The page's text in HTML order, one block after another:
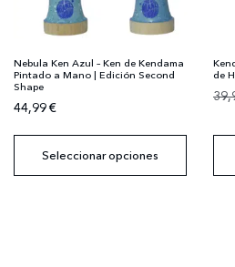
Nebula Ken Azul – Ken de Kendama
Pintado a Mano | Edición Second
Shape
44,99€
Seleccionar opciones
de